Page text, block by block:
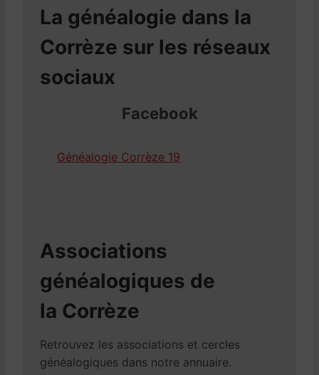
La généalogie dans la
Corrèze sur les réseaux
sociaux
Facebook
Généalogie Corrèze 19
Associations
généalogiques de
la Corrèze
Retrouvez les associations et cercles
généalogiques dans notre annuaire.